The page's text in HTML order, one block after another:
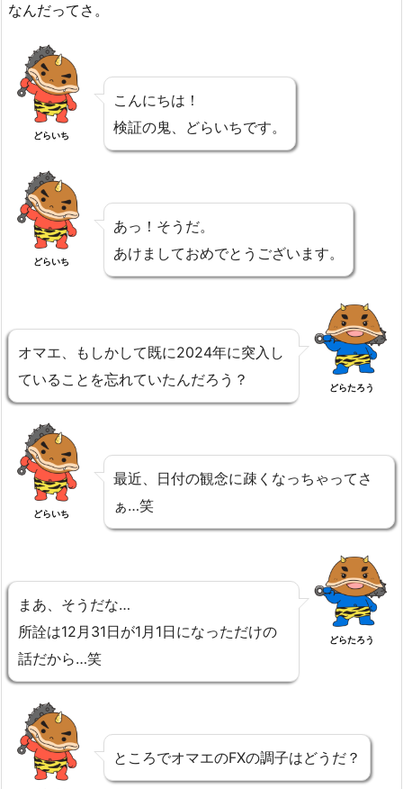
なんだってさ。
どらいち
こんにちは！
検証の鬼、どらいちです。
どらいち
あっ！そうだ。
あけましておめでとうございます。
オマエ、もしかして既に2024年に突入し
ていることを忘れていたんだろう？
どらたろう
どらいち
最近、日付の観念に疎くなっちゃってさ
ぁ…笑
まあ、そうだな…
所詮は12月31日が1月1日になっただけの
話だから…笑
どらたろう
ところでオマエのFXの調子はどうだ？